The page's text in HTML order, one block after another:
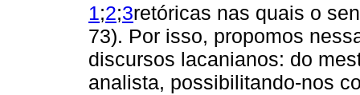
1;2;3retóricas nas quais o
73). Por isso, propomos
discursos lacanianos: do
analista, possibilitando-nos